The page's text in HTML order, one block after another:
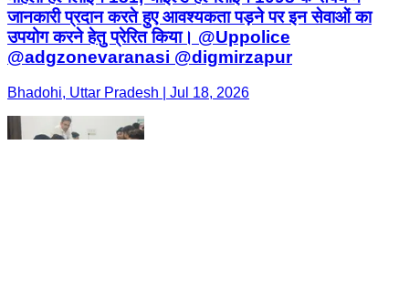
जानकारी प्रदान करते हुए आवश्यकता पड़ने पर इन सेवाओं का
उपयोग करने हेतु प्रेरित किया। @Uppolice
@adgzonevaranasi @digmirzapur
Bhadohi, Uttar Pradesh | Jul 18, 2026